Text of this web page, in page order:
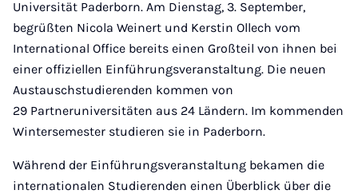
Universität Paderborn. Am Dienstag, 3. September,
begrüßten Nicola Weinert und Kerstin Ollech vom
International Office bereits einen Großteil von ihnen bei
einer offiziellen Einführungsveranstaltung. Die neuen
Austauschstudierenden kommen von
29 Partneruniversitäten aus 24 Ländern. Im kommenden
Wintersemester studieren sie in Paderborn.
Während der Einführungsveranstaltung bekamen die
internationalen Studierenden einen Überblick über die